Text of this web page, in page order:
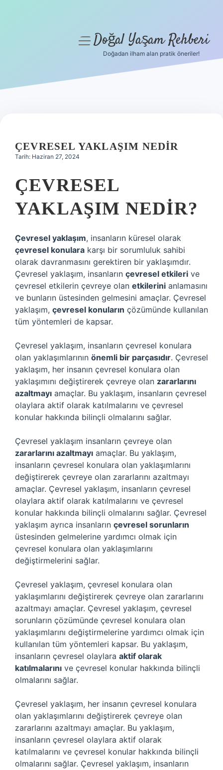
Hakkımızda
menüyüDoğal Yaşam Rehberi
Doğadan ilham alan pratik öneriler!
ÇEVRESEL YAKLAŞIM NEDIR
Tarih: Haziran 27, 2024
ÇEVRESEL
YAKLAŞIM NEDIR?
Çevresel yaklaşım, insanların küresel olarak
çevresel konulara karşı bir sorumluluk sahibi
olarak davranmasını gerektiren bir yaklaşımdır.
Çevresel yaklaşım, insanların çevresel etkileri ve
çevresel etkilerin çevreye olan etkilerini anlamasını
ve bunların üstesinden gelmesini amaçlar. Çevresel
yaklaşım, çevresel konuların çözümünde kullanılan
tüm yöntemleri de kapsar.
Çevresel yaklaşım, insanların çevresel konulara
olan yaklaşımlarının önemli bir parçasıdır. Çevresel
yaklaşım, her insanın çevresel konulara olan
yaklaşımını değiştirerek çevreye olan zararlarını
azaltmayı amaçlar. Bu yaklaşım, insanların çevresel
olaylara aktif olarak katılmalarını ve çevresel
konular hakkında bilinçli olmalarını sağlar.
Çevresel yaklaşım insanların çevreye olan
zararlarını azaltmayı amaçlar. Bu yaklaşım,
insanların çevresel konulara olan yaklaşımlarını
değiştirerek çevreye olan zararlarını azaltmayı
amaçlar. Çevresel yaklaşım, insanların çevresel
olaylara aktif olarak katılmalarını ve çevresel
konular hakkında bilinçli olmalarını sağlar. Çevresel
yaklaşım ayrıca insanların çevresel sorunların
üstesinden gelmelerine yardımcı olmak için
çevresel konulara olan yaklaşımlarını
değiştirmelerini sağlar.
Çevresel yaklaşım, çevresel konulara olan
yaklaşımlarını değiştirerek çevreye olan zararlarını
azaltmayı amaçlar. Çevresel yaklaşım, çevresel
sorunların çözümünde çevresel konulara olan
yaklaşımlarını değiştirmelerine yardımcı olmak için
kullanılan tüm yöntemleri kapsar. Bu yaklaşım,
insanların çevresel olaylara aktif olarak
katılmalarını ve çevresel konular hakkında bilinçli
olmalarını sağlar.
Çevresel yaklaşım, her insanın çevresel konulara
olan yaklaşımlarını değiştirerek çevreye olan
zararlarını azaltmayı amaçlar. Bu yaklaşım,
insanların çevresel olaylara aktif olarak
katılmalarını ve çevresel konular hakkında bilinçli
olmalarını sağlar. Çevresel yaklaşım, insanların